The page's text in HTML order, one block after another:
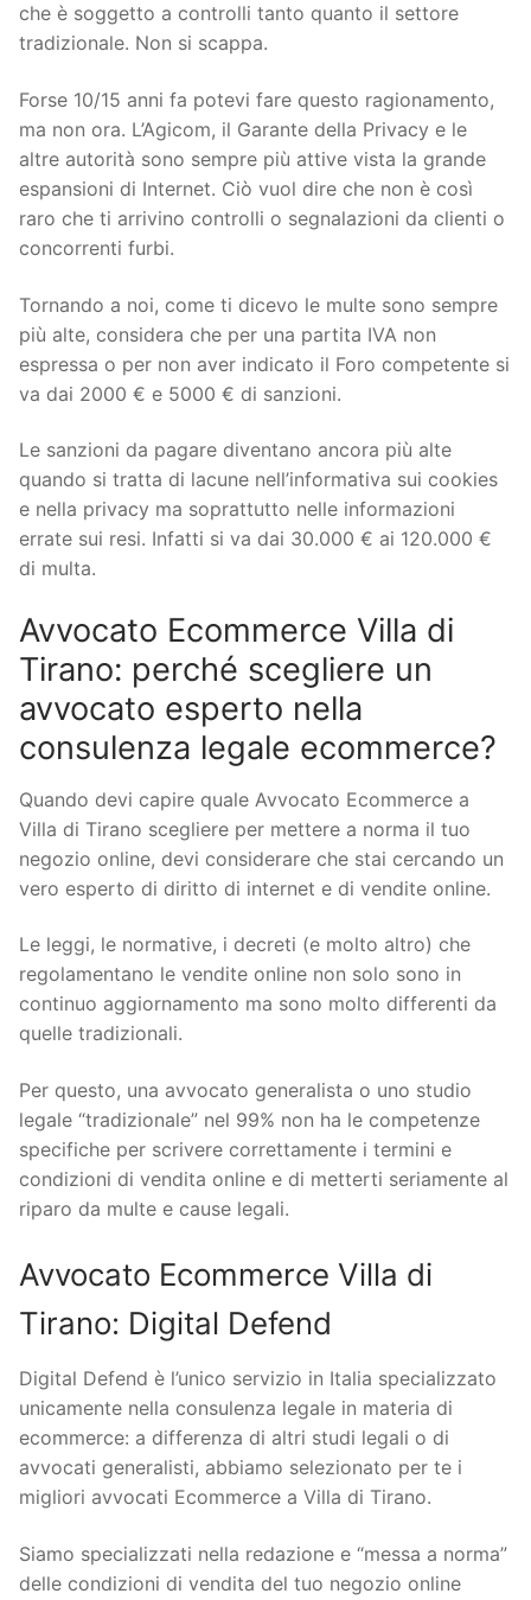
che è soggetto a controlli tanto quanto il settore
tradizionale. Non si scappa.
Forse 10/15 anni fa potevi fare questo ragionamento,
ma non ora. L’Agicom, il Garante della Privacy e le
altre autorità sono sempre più attive vista la grande
espansioni di Internet. Ciò vuol dire che non è così
raro che ti arrivino controlli o segnalazioni da clienti o
concorrenti furbi.
Tornando a noi, come ti dicevo le multe sono sempre
più alte, considera che per una partita IVA non
espressa o per non aver indicato il Foro competente si
va dai 2000 € e 5000 € di sanzioni.
Le sanzioni da pagare diventano ancora più alte
quando si tratta di lacune nell’informativa sui cookies
e nella privacy ma soprattutto nelle informazioni
errate sui resi. Infatti si va dai 30.000 € ai 120.000 €
di multa.
Avvocato Ecommerce Villa di
Tirano: perché scegliere un
avvocato esperto nella
consulenza legale ecommerce?
Quando devi capire quale Avvocato Ecommerce a
Villa di Tirano scegliere per mettere a norma il tuo
negozio online, devi considerare che stai cercando un
vero esperto di diritto di internet e di vendite online.
Le leggi, le normative, i decreti (e molto altro) che
regolamentano le vendite online non solo sono in
continuo aggiornamento ma sono molto differenti da
quelle tradizionali.
Per questo, una avvocato generalista o uno studio
legale “tradizionale” nel 99% non ha le competenze
specifiche per scrivere correttamente i termini e
condizioni di vendita online e di metterti seriamente al
riparo da multe e cause legali.
Avvocato Ecommerce Villa di
Tirano: Digital Defend
Digital Defend è l’unico servizio in Italia specializzato
unicamente nella consulenza legale in materia di
ecommerce: a differenza di altri studi legali o di
avvocati generalisti, abbiamo selezionato per te i
migliori avvocati Ecommerce a Villa di Tirano.
Siamo specializzati nella redazione e “messa a norma”
delle condizioni di vendita del tuo negozio online